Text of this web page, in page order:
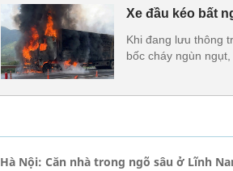
Xe đầu kéo bất
Khi đang lưu thông
bốc cháy ngùn
Hà Nội: Căn nhà trong ngõ sâu ở Lĩnh